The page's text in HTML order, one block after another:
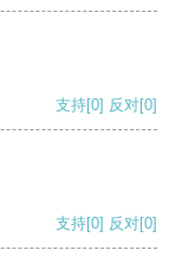
支持[0] 反对[0]
支持[0] 反对[0]